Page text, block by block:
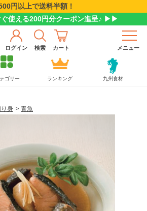
円以上で送料半額！
ぐ使える200円分クーポン進呈♪ ▶▶
ログイン 検索 カート メニュー
ゴリー ランキング 九州食材
身 > 青魚